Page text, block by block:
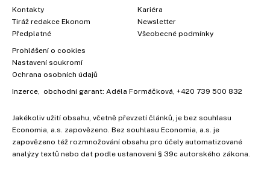
Kontakty
Tiráž redakce Ekonom
Předplatné
Kariéra
Newsletter
Všeobecné podmínky
Prohlášení o cookies
Nastavení soukromí
Ochrana osobních údajů
Inzerce , obchodní garant: Adéla Formáčková +420 739 500 832
Jakékoliv užití obsahu, včetně převzetí článků, je bez souhlasu
Economia, a.s. zapovězeno. Bez souhlasu Economia, a.s. je
zapovězeno též rozmnožování obsahu pro účely automatizované
analýzy textů nebo dat podle ustanovení § 39c autorského zákona.